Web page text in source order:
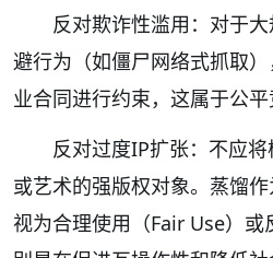
反对欺诈性滥用：对于
避行为（如僵尸网络式抓取
业合同进行约束，这属于公平
反对过度IP扩张：不应
或艺术的强版权对象。蒸馏
视为合理使用（Fair Use）